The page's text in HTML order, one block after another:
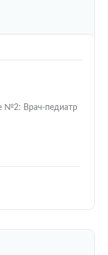
№2: Врач-педиатр